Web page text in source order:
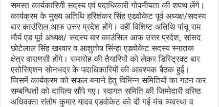
समस्त कार्यकारिणी सदस्य एवं पदाधिकारी गोपनीयता की शपथ लेंगे।
कार्यक्रम के मुख्य अतिथि हरिशंकर सिंह एडवोकेट पूर्व अध्यक्ष/सदस्य
बार काउंसिल आफ उत्तर प्रदेश होंगे। वहीं विशिष्ट अतिथि पांचू राम
मौर्य एड पूर्व अध्यक्ष/ सदस्य बार काउंसिल आफ उत्तर प्रदेश, सांसद
छोटेलाल सिंह खरवार व आशुतोष सिंन्हा एडवोकेट सदस्य स्नातक
क्षेत्र वाराणसी होंगे। समारोह की तैयारियों को लेकर डिस्ट्रिक्ट बार
एसोसिएशन सोनभद्र के पदाधिकारियों की आवश्यक बैठक हुई।
जिसमें कार्यक्रम को सफल बनाने हेतु विभिन्न समितियों का गठन कर
सम्बन्धितों को दायित्व सौंपे गए। स्वागत समिति की जिम्मेदारी वरिष्ठ
अधिवक्ता संतोष कुमार यादव एडवोकेट को दी गई मंच व्यवस्था व